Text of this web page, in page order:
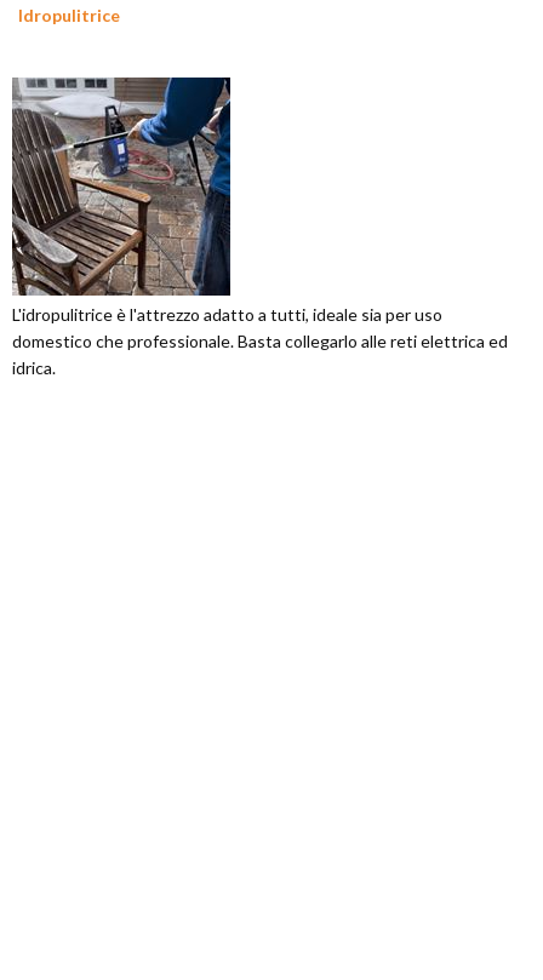
Idropulitrice
L'idropulitrice è l'attrezzo adatto a tutti, ideale sia per uso
domestico che professionale. Basta collegarlo alle reti elettrica ed
idrica.